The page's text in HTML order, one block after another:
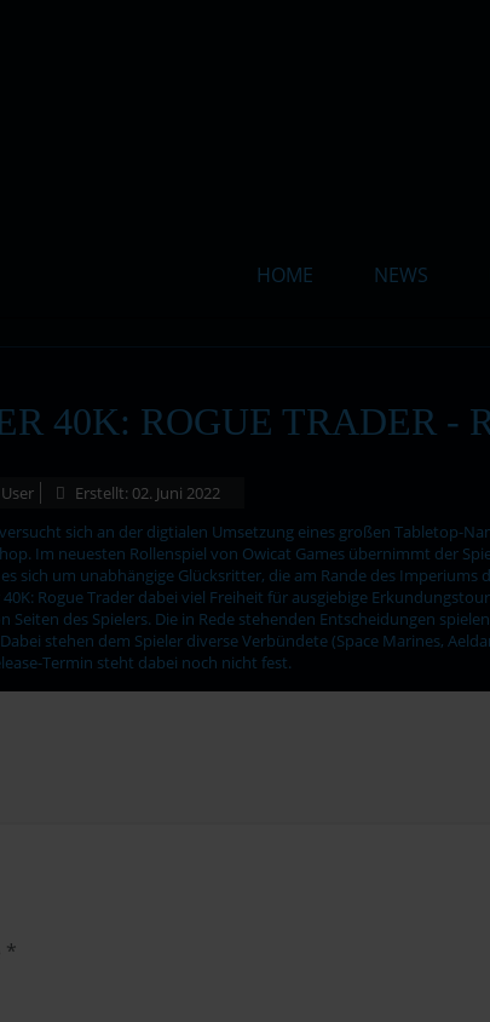
HOME NEWS
40K: ROGUE TRADER -
Erstellt: 02. Juni 2022
sich an der digtialen Umsetzung eines großen Tabletop-
Im neuesten Rollenspiel von Owicat Games übernimmt der
sich um unabhängige Glücksritter, die am Rande des
Rogue Trader dabei viel Freiheit für ausgiebige
Seiten des Spielers. Die in Rede stehenden Entscheidungen
stehen dem Spieler diverse Verbündete (Space Marines,
Termin steht dabei noch nicht fest.